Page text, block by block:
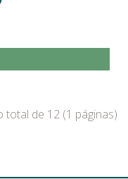
total de 12 (1 páginas)